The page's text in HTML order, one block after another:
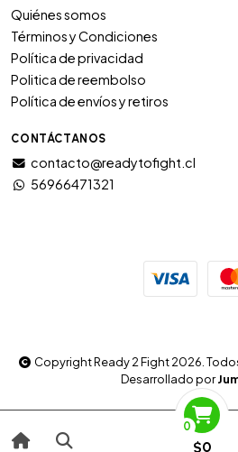
0
$0
Quiénes somos
Términos y Condiciones
Política de privacidad
Politica de reembolso
Política de envíos y retiros
CONTÁCTANOS
contacto@readytofight.cl
56966471321
Copyright Ready 2 Fight 2026.
Desarrollado por